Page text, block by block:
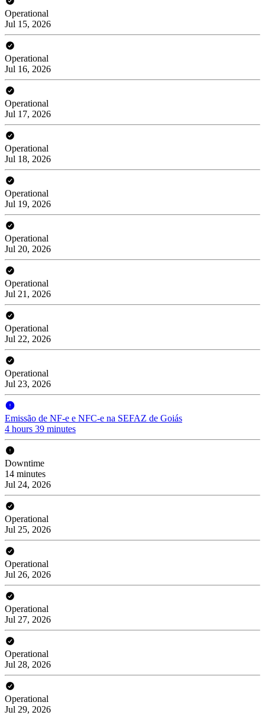
Operational
Jul 15, 2026
Operational
Jul 16, 2026
Operational
Jul 17, 2026
Operational
Jul 18, 2026
Operational
Jul 19, 2026
Operational
Jul 20, 2026
Operational
Jul 21, 2026
Operational
Jul 22, 2026
Operational
Jul 23, 2026
Emissão de NF-e e NFC-e na SEFAZ de Goiás
4 hours 39 minutes
Downtime
14 minutes
Jul 24, 2026
Operational
Jul 25, 2026
Operational
Jul 26, 2026
Operational
Jul 27, 2026
Operational
Jul 28, 2026
Operational
Jul 29, 2026